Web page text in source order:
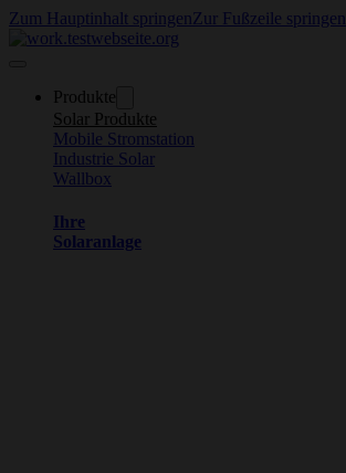
Zum Hauptinhalt springenZur Fußzeile springen
Produkte
Solar Produkte
Mobile Stromstation
Industrie Solar
Wallbox
Ihre
Solaranlage